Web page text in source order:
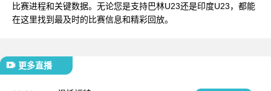
比赛进程和关键数据。无论您是支持巴林U23还是印度U23，都能
在这里找到最及时的比赛信息和精彩回放。
更多直播